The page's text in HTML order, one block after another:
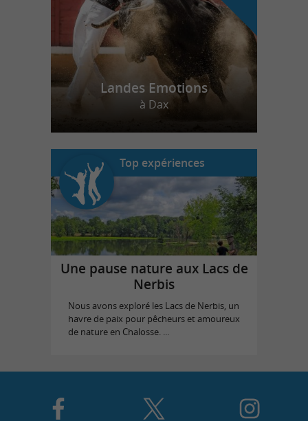
Landes Emotions
à Dax
Top expériences
Une pause nature aux Lacs de
Nerbis
Nous avons exploré les Lacs de Nerbis, un
havre de paix pour pêcheurs et amoureux
de nature en Chalosse. ...